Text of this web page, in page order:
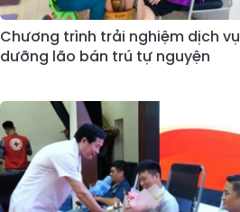
Chương trình trải nghiệm dịch vụ
dưỡng lão bán trú tự nguyện